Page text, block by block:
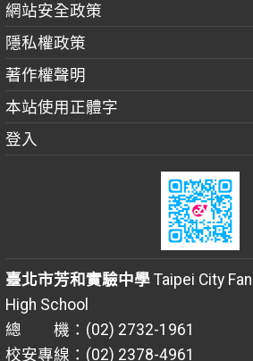
網站安全政策
隱私權政策
著作權聲明
本站使用正體字
登入
臺北市芳和實驗中學Taipei City
High School
總 機：(02) 2732-1961
校安專線：(02) 2378-4961